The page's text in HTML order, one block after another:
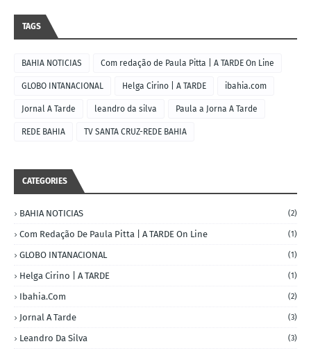
TAGS
BAHIA NOTICIAS Com redação de Paula Pitta | A TARDE On Line
GLOBO INTANACIONAL Helga Cirino | A TARDE ibahia.com
Jornal A Tarde leandro da silva Paula a Jorna A Tarde
REDE BAHIA TV SANTA CRUZ-REDE BAHIA
CATEGORIES
BAHIA NOTICIAS (2)
Com Redação De Paula Pitta | A TARDE On Line (1)
GLOBO INTANACIONAL (1)
Helga Cirino | A TARDE (1)
Ibahia.com (2)
Jornal A Tarde (3)
Leandro Da Silva (3)